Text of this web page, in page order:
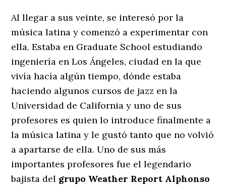
Al llegar a sus veinte, se interesó por la
música latina y comenzó a experimentar con
ella. Estaba en Graduate School estudiando
ingeniería en Los Ángeles, ciudad en la que
vivía hacía algún tiempo, dónde estaba
haciendo algunos cursos de jazz en la
Universidad de California y uno de sus
profesores es quien lo introduce finalmente a
la música latina y le gustó tanto que no volvió
a apartarse de ella. Uno de sus más
importantes profesores fue el legendario
bajista del grupo Weather Report Alphonso